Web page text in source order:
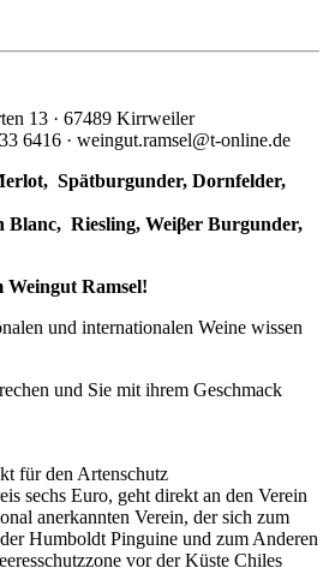
13 · 67489 Kirrweiler
6416 · weingut.ramsel@t-online.de
Spätburgunder, Dornfelder,
Blanc, Riesling, Weiβer Burgunder,
Ramsel!
und internationalen Weine wissen
und Sie mit ihrem Geschmack
für den Artenschutz
sechs Euro, geht direkt an den Verein
anerkannten Verein, der sich zum
Humboldt Pinguine und zum Anderen
vor der Küste Chiles